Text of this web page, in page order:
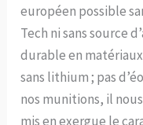
européen possible
Tech ni sans source
durable en
sans lithium ; pas
nos munitions, il
mis en exergue le